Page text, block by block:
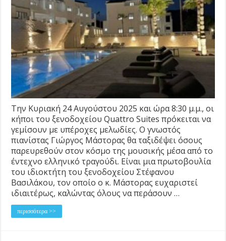
Την Κυριακή 24 Αυγούστου 2025 και ώρα 8:30 μ.μ., οι
κήποι του ξενοδοχείου Quattro Suites πρόκειται να
γεμίσουν με υπέροχες μελωδίες. Ο γνωστός
πιανίστας Γιώργος Μάστορας θα ταξιδέψει όσους
παρευρεθούν στον κόσμο της μουσικής μέσα από το
έντεχνο ελληνικό τραγούδι. Είναι μια πρωτοβουλία
του ιδιοκτήτη του ξενοδοχείου Στέφανου
Βασιλάκου, τον οποίο ο κ. Μάστορας ευχαριστεί
ιδιαιτέρως, καλώντας όλους να περάσουν …
περισσότερα >>